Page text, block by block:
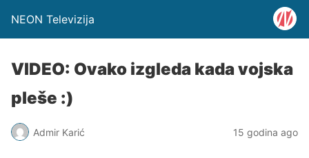
NEON Televizija
VIDEO: Ovako izgleda kada vojska
pleše :)
Admir Karić 15 godina ago